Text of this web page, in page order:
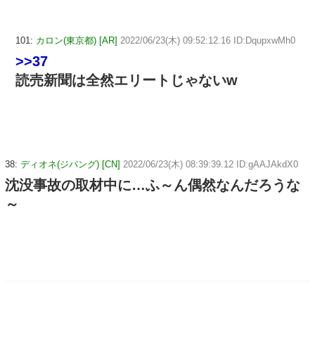
101: カロン(東京都) [AR] 2022/06/23(木) 09:52:12.16 ID:DqupxwMh0
>>37
読売新聞は全然エリートじゃないw
38: ディオネ(ジパング) [CN] 2022/06/23(木) 08:39:39.12 ID:gAAJAkdX0
沈没事故の取材中に…ふ～ん偶然なんだろうな
～